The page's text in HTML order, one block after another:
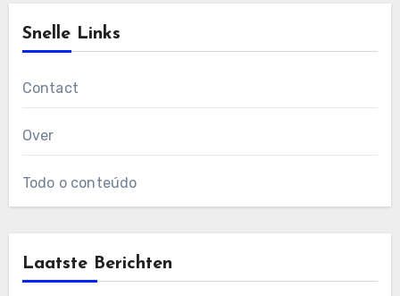
Snelle Links
Contact
Over
Todo o conteúdo
Laatste Berichten